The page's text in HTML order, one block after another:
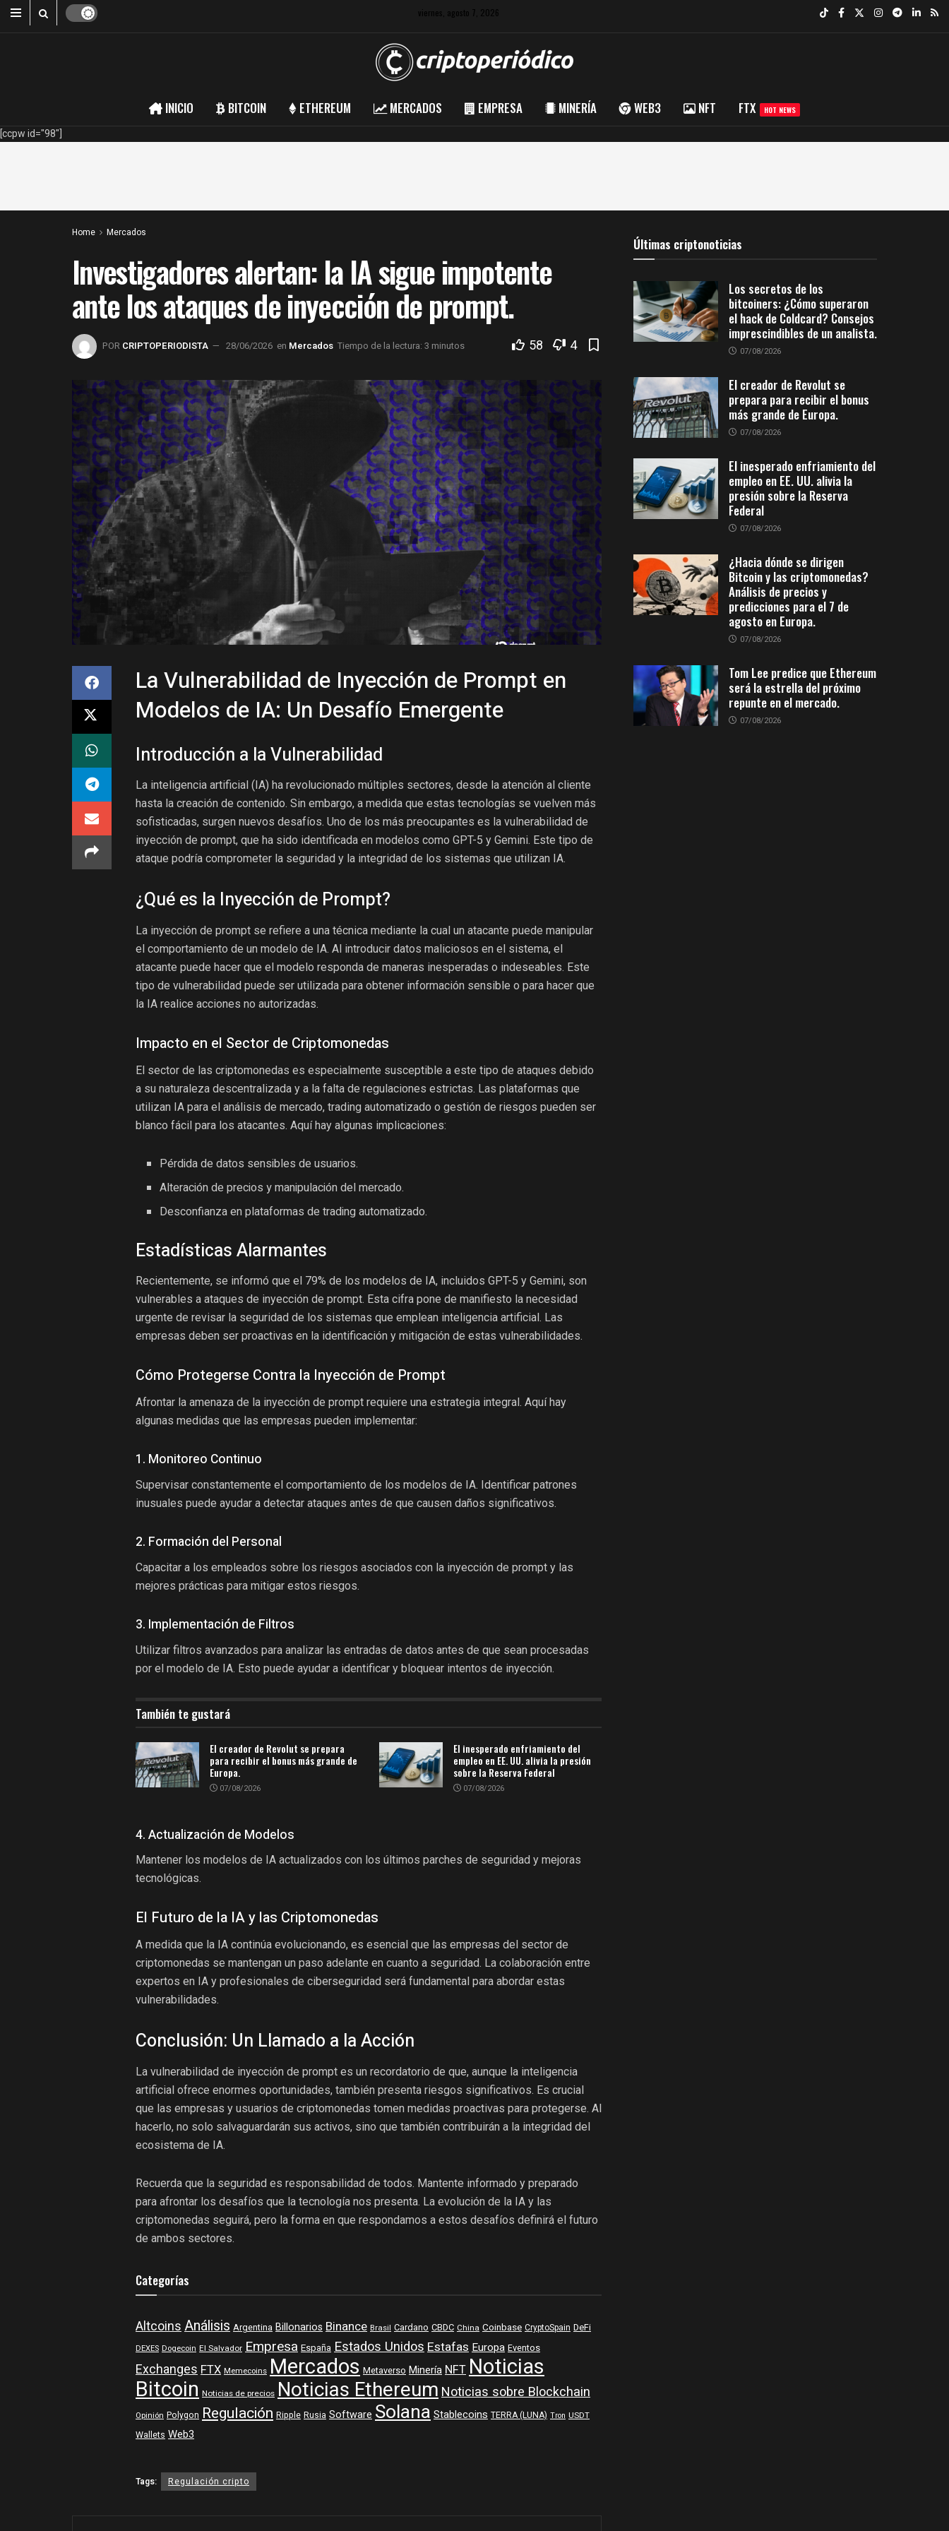
viernes, agosto 7, 2026
INICIO BITCOIN ETHEREUM MERCADOS EMPRESA MINERÍA WEB3 NFT FTX HOT NEWS
[ccpw id="98"]
Home Mercados
Investigadores alertan: la IA sigue impotente
ante los ataques de inyección de prompt.
POR CRIPTOPERIODISTA 28/06/2026 en Mercados Tiempo de la lectura: 3 minutos 58 4
La Vulnerabilidad de Inyección de Prompt en
Modelos de IA: Un Desafío Emergente
Introducción a la Vulnerabilidad
La inteligencia artificial (IA) ha revolucionado múltiples sectores, desde la atención al cliente
hasta la creación de contenido. Sin embargo, a medida que estas tecnologías se vuelven más
sofisticadas, surgen nuevos desafíos. Uno de los más preocupantes es la vulnerabilidad de
inyección de prompt, que ha sido identificada en modelos como GPT-5 y Gemini. Este tipo de
ataque podría comprometer la seguridad y la integridad de los sistemas que utilizan IA.
¿Qué es la Inyección de Prompt?
La inyección de prompt se refiere a una técnica mediante la cual un atacante puede manipular
el comportamiento de un modelo de IA. Al introducir datos maliciosos en el sistema, el
atacante puede hacer que el modelo responda de maneras inesperadas o indeseables. Este
tipo de vulnerabilidad puede ser utilizada para obtener información sensible o para hacer que
la IA realice acciones no autorizadas.
Impacto en el Sector de Criptomonedas
El sector de las criptomonedas es especialmente susceptible a este tipo de ataques debido
a su naturaleza descentralizada y a la falta de regulaciones estrictas. Las plataformas que
utilizan IA para el análisis de mercado, trading automatizado o gestión de riesgos pueden ser
blanco fácil para los atacantes. Aquí hay algunas implicaciones:
Pérdida de datos sensibles de usuarios.
Alteración de precios y manipulación del mercado.
Desconfianza en plataformas de trading automatizado.
Estadísticas Alarmantes
Recientemente, se informó que el 79% de los modelos de IA, incluidos GPT-5 y Gemini, son
vulnerables a ataques de inyección de prompt. Esta cifra pone de manifiesto la necesidad
urgente de revisar la seguridad de los sistemas que emplean inteligencia artificial. Las
empresas deben ser proactivas en la identificación y mitigación de estas vulnerabilidades.
Cómo Protegerse Contra la Inyección de Prompt
Afrontar la amenaza de la inyección de prompt requiere una estrategia integral. Aquí hay
algunas medidas que las empresas pueden implementar:
1. Monitoreo Continuo
Supervisar constantemente el comportamiento de los modelos de IA. Identificar patrones
inusuales puede ayudar a detectar ataques antes de que causen daños significativos.
2. Formación del Personal
Capacitar a los empleados sobre los riesgos asociados con la inyección de prompt y las
mejores prácticas para mitigar estos riesgos.
3. Implementación de Filtros
Utilizar filtros avanzados para analizar las entradas de datos antes de que sean procesadas
por el modelo de IA. Esto puede ayudar a identificar y bloquear intentos de inyección.
También te gustará
El creador de Revolut se prepara
para recibir el bonus más grande de
Europa.
07/08/2026
El inesperado enfriamiento del
empleo en EE. UU. alivia la presión
sobre la Reserva Federal
07/08/2026
4. Actualización de Modelos
Mantener los modelos de IA actualizados con los últimos parches de seguridad y mejoras
tecnológicas.
El Futuro de la IA y las Criptomonedas
A medida que la IA continúa evolucionando, es esencial que las empresas del sector de
criptomonedas se mantengan un paso adelante en cuanto a seguridad. La colaboración entre
expertos en IA y profesionales de ciberseguridad será fundamental para abordar estas
vulnerabilidades.
Conclusión: Un Llamado a la Acción
La vulnerabilidad de inyección de prompt es un recordatorio de que, aunque la inteligencia
artificial ofrece enormes oportunidades, también presenta riesgos significativos. Es crucial
que las empresas y usuarios de criptomonedas tomen medidas proactivas para protegerse. Al
hacerlo, no solo salvaguardarán sus activos, sino que también contribuirán a la integridad del
ecosistema de IA.
Recuerda que la seguridad es responsabilidad de todos. Mantente informado y preparado
para afrontar los desafíos que la tecnología nos presenta. La evolución de la IA y las
criptomonedas seguirá, pero la forma en que respondamos a estos desafíos definirá el futuro
de ambos sectores.
Categorías
Altcoins Análisis Argentina Billonarios Binance Brasil Cardano CBDC China Coinbase CryptoSpain DeFi
DEXES Dogecoin El Salvador Empresa España Estados Unidos Estafas Europa Eventos
Exchanges FTX Memecoins Mercados Metaverso MineríaNFTNoticias
Bitcoin Noticias de precios Noticias EthereumNoticias sobre Blockchain
Opinión Polygon Regulación Ripple Rusia Software SolanaStablecoins TERRA (LUNA) Tron USDT
Wallets Web3
Tags: Regulación cripto
Últimas criptonoticias
Los secretos de los
bitcoiners: ¿Cómo superaron
el hack de Coldcard? Consejos
imprescindibles de un analista.
07/08/2026
El creador de Revolut se
prepara para recibir el bonus
más grande de Europa.
07/08/2026
El inesperado enfriamiento del
empleo en EE. UU. alivia la
presión sobre la Reserva
Federal
07/08/2026
¿Hacia dónde se dirigen
Bitcoin y las criptomonedas?
Análisis de precios y
predicciones para el 7 de
agosto en Europa.
07/08/2026
Tom Lee predice que Ethereum
será la estrella del próximo
repunte en el mercado.
07/08/2026